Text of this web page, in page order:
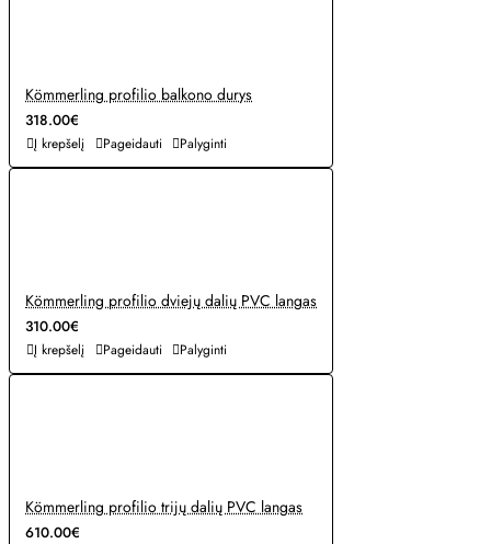
Kömmerling profilio balkono durys
318.00€
Į krepšelį Pageidauti Palyginti
Kömmerling profilio dviejų dalių PVC langas
310.00€
Į krepšelį Pageidauti Palyginti
Kömmerling profilio trijų dalių PVC langas
610.00€